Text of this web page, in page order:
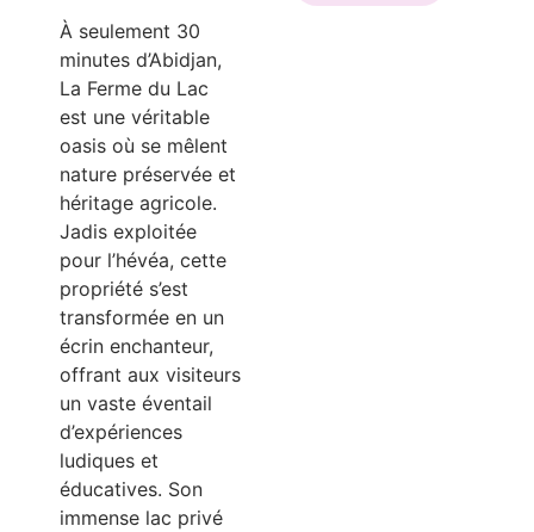
À seulement 30
minutes d’Abidjan,
La Ferme du Lac
est une véritable
oasis où se mêlent
nature préservée et
héritage agricole.
Jadis exploitée
pour l’hévéa, cette
propriété s’est
transformée en un
écrin enchanteur,
offrant aux visiteurs
un vaste éventail
d’expériences
ludiques et
éducatives. Son
immense lac privé